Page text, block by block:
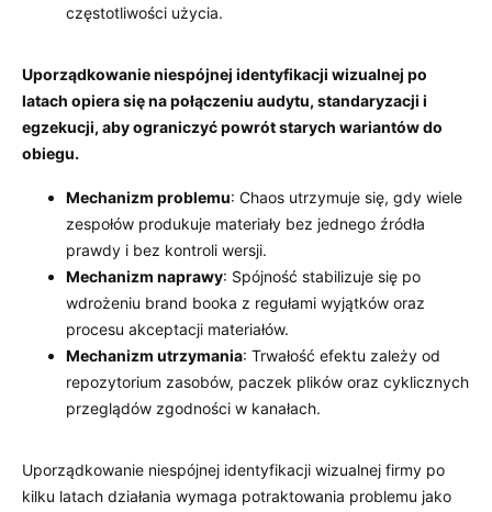
częstotliwości użycia.
Uporządkowanie niespójnej identyfikacji wizualnej po
latach opiera się na połączeniu audytu, standaryzacji i
egzekucji, aby ograniczyć powrót starych wariantów do
obiegu.
Mechanizm problemu: Chaos utrzymuje się, gdy wiele
zespołów produkuje materiały bez jednego źródła
prawdy i bez kontroli wersji.
Mechanizm naprawy: Spójność stabilizuje się po
wdrożeniu brand booka z regułami wyjątków oraz
procesu akceptacji materiałów.
Mechanizm utrzymania: Trwałość efektu zależy od
repozytorium zasobów, paczek plików oraz cyklicznych
przeglądów zgodności w kanałach.
Uporządkowanie niespójnej identyfikacji wizualnej firmy po
kilku latach działania wymaga potraktowania problemu jako